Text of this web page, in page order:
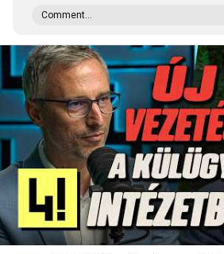
Comment...